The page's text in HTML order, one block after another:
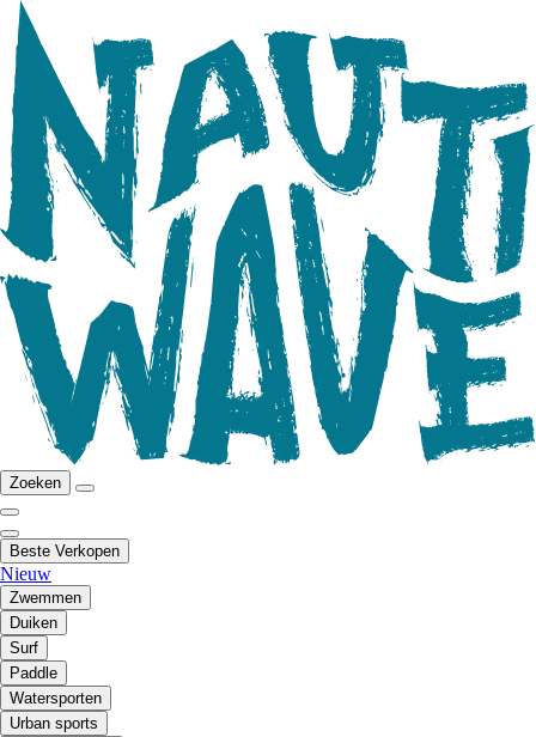
Zoeken
Beste Verkopen
Nieuw
Zwemmen
Duiken
Surf
Paddle
Watersporten
Urban sports